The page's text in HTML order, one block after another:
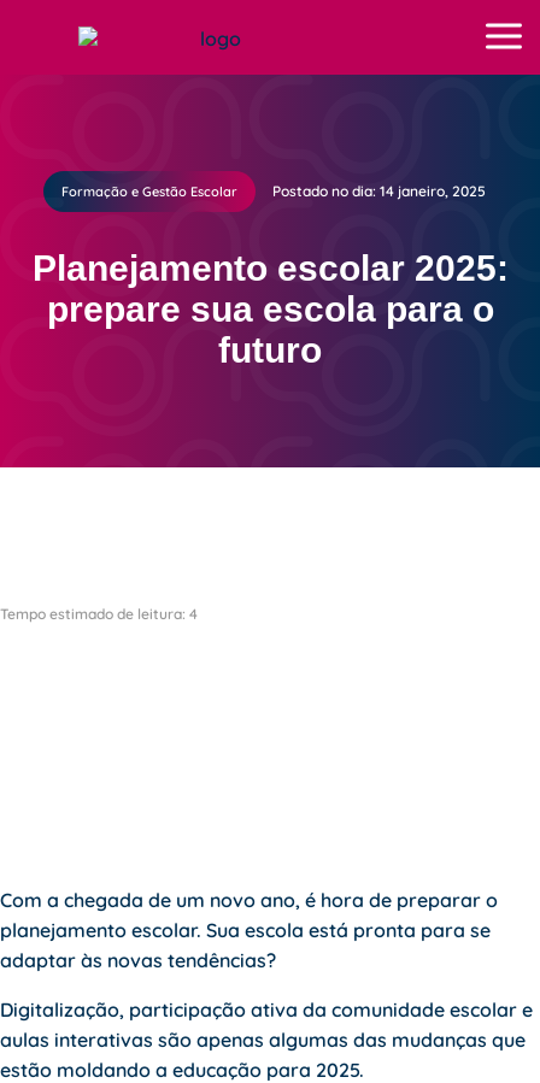
Formação e Gestão Escolar Postado no dia: 14 janeiro, 2025
Planejamento escolar 2025:
prepare sua escola para o
futuro
Tempo estimado de leitura: 4
Com a chegada de um novo ano, é hora de preparar o
planejamento escolar. Sua escola está pronta para se
adaptar às novas tendências?
Digitalização, participação ativa da comunidade escolar e
aulas interativas são apenas algumas das mudanças que
estão moldando a educação para 2025.